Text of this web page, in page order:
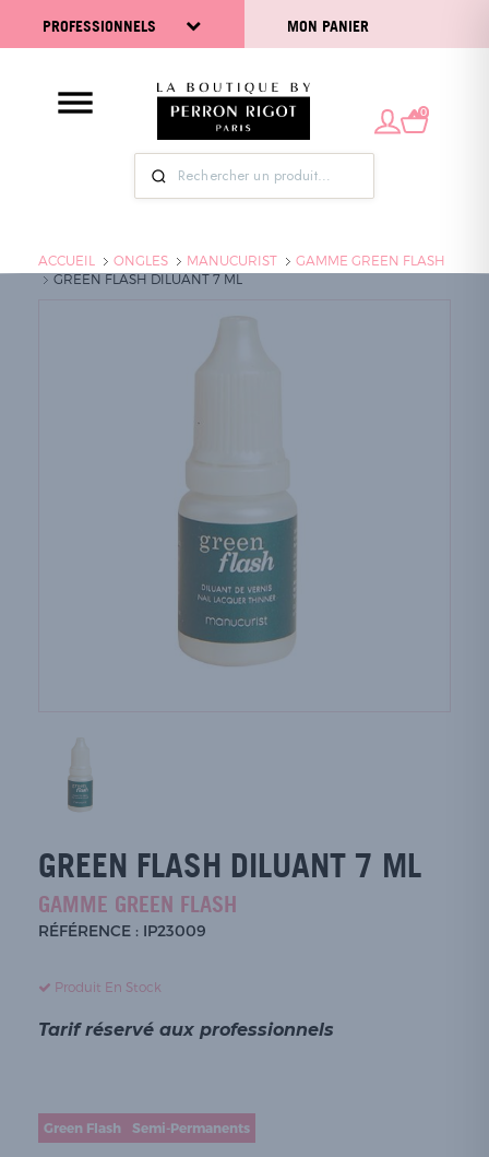
PROFESSIONNELS MON PANIER
0
ACCUEIL ONGLES MANUCURIST
GAMME GREEN FLASH
GREEN FLASH DILUANT 7 ML
GREEN FLASH DILUANT 7 ML
GAMME GREEN FLASH
RÉFÉRENCE : IP23009
Produit En Stock
Tarif réservé aux professionnels
Green Flash Semi-Permanents